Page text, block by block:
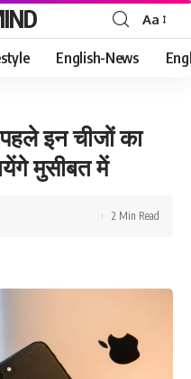
Font
Resizer
Aa
English-News
इन चीजों का
मुसीबत में
2 Min Read